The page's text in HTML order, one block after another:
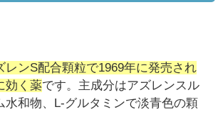
レンS配合顆粒で1969年に発売され
効く薬です。主成分はアズレンスル
水和物、L-グルタミンで淡青色の顆